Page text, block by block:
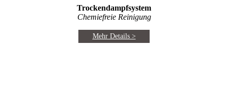
Trockendampfsystem
Chemiefreie Reinigung
Mehr Details >